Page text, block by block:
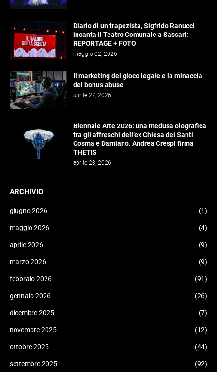
Diario di un trapezista, Sigfrido Ranucci
incanta il Teatro Comunale a Sassari:
REPORTAGE + FOTO
maggio 02, 2026
Il marketing del gioco legale e la minaccia
del bonus abuse
aprile 27, 2026
Biennale Arte 2026: una medusa olografica
tra gli affreschi dell’ex Chiesa dei Santi
Cosma e Damiano. Andrea Crespi firma
THETIS
aprile 28, 2026
ARCHIVIO
giugno 2026 (1)
maggio 2026 (4)
aprile 2026 (9)
marzo 2026 (9)
febbraio 2026 (91)
gennaio 2026 (26)
dicembre 2025 (7)
novembre 2025 (12)
ottobre 2025 (44)
settembre 2025 (92)